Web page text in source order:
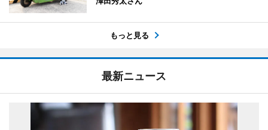
もっと見る
最新ニュース